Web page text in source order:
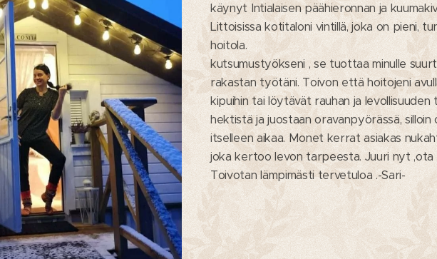
käynyt Intialaisen päähieronnan ja
Littoisissa kotitaloni vintillä, joka on pieni,
hoitola. Koen
kutsumustyökseni , se tuottaa minulle
rakastan työtäni. Toivon että hoitojeni
kipuihin tai löytävät rauhan ja
hektistä ja juostaan oravanpyörässä,
itselleen aikaa. Monet kerrat asiakas
joka kertoo levon tarpeesta. Juuri nyt ,ota
Toivotan lämpimästi tervetuloa .-Sari-